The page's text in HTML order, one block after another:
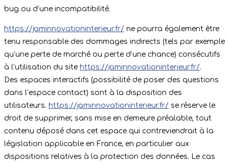
bug ou d’une incompatibilité.
https://jaminnovationinterieur.fr/ ne pourra également être
tenu responsable des dommages indirects (tels par exemple
qu’une perte de marché ou perte d’une chance) consécutifs
à l’utilisation du site https://jaminnovationinterieur.fr/.
Des espaces interactifs (possibilité de poser des questions
dans l’espace contact) sont à la disposition des
utilisateurs. https://jaminnovationinterieur.fr/ se réserve le
droit de supprimer, sans mise en demeure préalable, tout
contenu déposé dans cet espace qui contreviendrait à la
législation applicable en France, en particulier aux
dispositions relatives à la protection des données. Le cas